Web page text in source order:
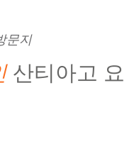
문지
산티아고 요